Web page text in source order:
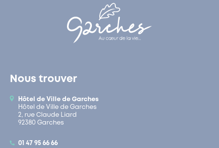
Nous trouver
Hôtel de Ville de Garches
Hôtel de Ville de Garches
2, rue Claude Liard
92380 Garches
01 47 95 66 66